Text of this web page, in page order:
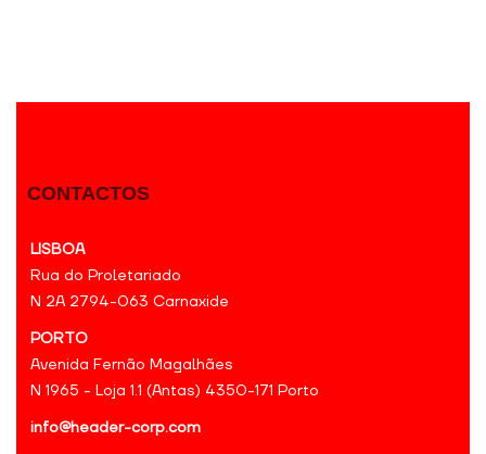
CONTACTOS
LISBOA
Rua do Proletariado
N 2A 2794-063 Carnaxide
PORTO
Avenida Fernão Magalhães
N 1965 - Loja 1.1 (Antas) 4350-171 Porto
info@header-corp.com